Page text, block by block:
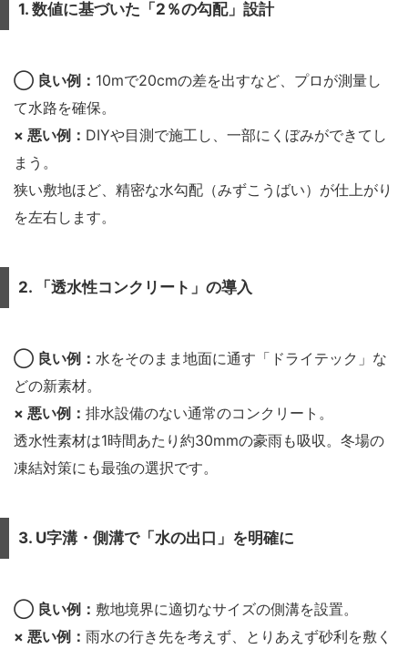
1. 数値に基づいた「2％の勾配」設計
◯ 良い例： 10mで20cmの差を出すなど、プロが測量し
て水路を確保。
× 悪い例： DIYや目測で施工し、一部にくぼみができてし
まう。
狭い敷地ほど、精密な水勾配（みずこうばい）が仕上がり
を左右します。
2. 「透水性コンクリート」の導入
◯ 良い例： 水をそのまま地面に通す「ドライテック」な
どの新素材。
× 悪い例： 排水設備のない通常のコンクリート。
透水性素材は1時間あたり約30mmの豪雨も吸収。冬場の
凍結対策にも最強の選択です。
3. U字溝・側溝で「水の出口」を明確に
◯ 良い例： 敷地境界に適切なサイズの側溝を設置。
× 悪い例： 雨水の行き先を考えず、とりあえず砂利を敷く